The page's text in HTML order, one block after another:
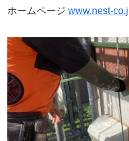
ホームページ www.nest-